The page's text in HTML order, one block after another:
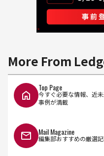
More From
Top Page
今すぐ必要な情報、近
事例が満載
Mail Magazine
編集部おすすめの厳選